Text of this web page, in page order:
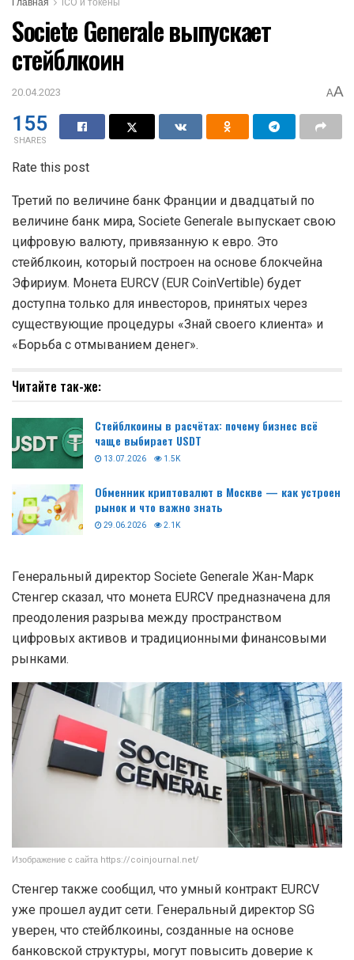
Societe Generale выпускает
стейблкоин
20.04.2023 AA
155
SHARES
Rate this post
Третий по величине банк Франции и двадцатый по
величине банк мира, Societe Generale выпускает свою
цифровую валюту, привязанную к евро. Это
стейблкоин, который построен на основе блокчейна
Эфириум. Монета EURCV (EUR CoinVertible) будет
доступна только для инвесторов, принятых через
существующие процедуры «Знай своего клиента» и
«Борьба с отмыванием денег».
Читайте так-же:
Стейблкоины в расчётах: почему бизнес всё
чаще выбирает USDT
13.07.2026 1.5K
Обменник криптовалют в Москве — как устроен
рынок и что важно знать
29.06.2026 2.1K
Генеральный директор Societe Generale Жан-Марк
Стенгер сказал, что монета EURCV предназначена для
преодоления разрыва между пространством
цифровых активов и традиционными финансовыми
рынками.
Изображение с сайта https://coinjournal.net/
Стенгер также сообщил, что умный контракт EURCV
уже прошел аудит сети. Генеральный директор SG
уверен, что стейблкоины, созданные на основе
банковской структуры, могут повысить доверие к